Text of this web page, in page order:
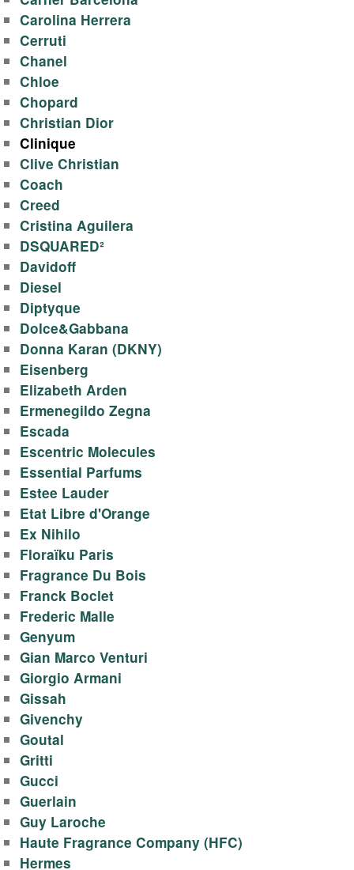
Carolina Herrera
Cerruti
Chanel
Chloe
Chopard
Christian Dior
Clinique
Clive Christian
Coach
Creed
Cristina Aguilera
DSQUARED²
Davidoff
Diesel
Diptyque
Dolce&Gabbana
Donna Karan (DKNY)
Eisenberg
Elizabeth Arden
Ermenegildo Zegna
Escada
Escentric Molecules
Essential Parfums
Estee Lauder
Etat Libre d'Orange
Ex Nihilo
Floraïku Paris
Fragrance Du Bois
Franck Boclet
Frederic Malle
Genyum
Gian Marco Venturi
Giorgio Armani
Gissah
Givenchy
Goutal
Gritti
Gucci
Guerlain
Guy Laroche
Haute Fragrance Company (HFC)
Hermes